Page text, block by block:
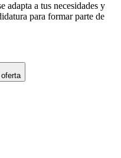
adapta a tus necesidades y
para formar parte de